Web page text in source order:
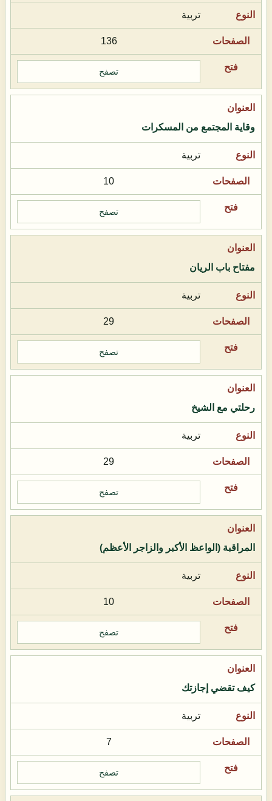
تربية
136
تصفح
وقاية المجتمع من المسكرات
تربية
10
تصفح
مفتاح باب الريان
تربية
29
تصفح
رحلتي مع الشيخ
تربية
29
تصفح
المراقبة (الواعظ الأكبر والزاجر الأعظم)
تربية
10
تصفح
كيف تقضي إجازتك
تربية
7
تصفح